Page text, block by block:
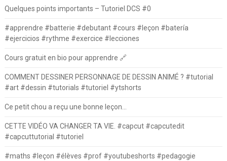
Quelques points importants – Tutoriel DCS #0
#apprendre #batterie #debutant #cours #leçon #batería
#ejercicios #rythme #exercice #lecciones
Cours gratuit en bio pour apprendre 🔗
COMMENT DESSINER PERSONNAGE DE DESSIN ANIMÉ ? #tutorial
#art #dessin #tutorials #tutoriel #ytshorts
Ce petit chou a reçu une bonne leçon…
CETTE VIDÉO VA CHANGER TA VIE. #capcut #capcutedit
#capcuttutorial #tutoriel
#maths #leçon #élèves #prof #youtubeshorts #pedagogie